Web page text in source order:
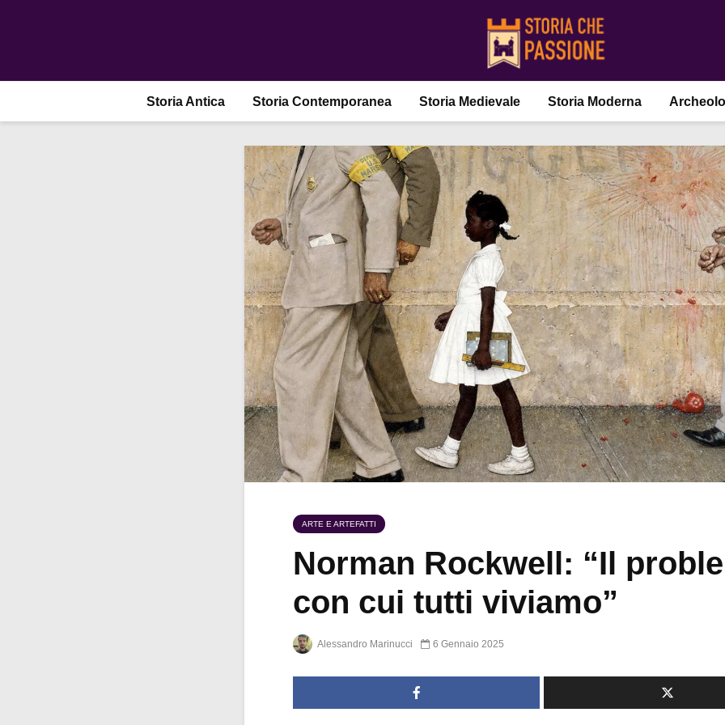
Storia Antica Storia Contemporanea Storia Medievale Storia Moderna
ARTE E ARTEFATTI
Norman Rockwell: “Il
con cui tutti viviamo”
Alessandro Marinucci 6 Gennaio 2025